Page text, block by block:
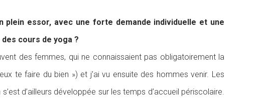
essor, avec une forte demande individuelle et une
cours de yoga ?
des femmes, qui ne connaissaient pas obligatoirement la
te faire du bien ») et j’ai vu ensuite des hommes venir. Les
d’ailleurs développée sur les temps d’accueil périscolaire.